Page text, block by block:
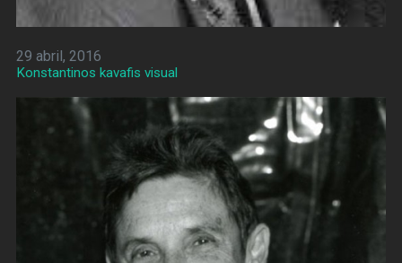
29 abril, 2016
Konstantinos kavafis visual